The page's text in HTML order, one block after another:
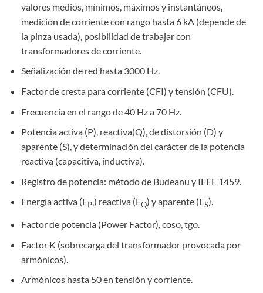
valores medios, mínimos, máximos y instantáneos,
medición de corriente con rango hasta 6 kA (depende de
la pinza usada), posibilidad de trabajar con
transformadores de corriente.
Señalización de red hasta 3000 Hz.
Factor de cresta para corriente (CFI) y tensión (CFU).
Frecuencia en el rango de 40 Hz a 70 Hz.
Potencia activa (P), reactiva(Q), de distorsión (D) y
aparente (S), y determinación del carácter de la potencia
reactiva (capacitiva, inductiva).
Registro de potencia: método de Budeanu y IEEE 1459.
Energía activa (EP,) reactiva (EQ) y aparente (ES).
Factor de potencia (Power Factor), cosφ, tgφ.
Factor K (sobrecarga del transformador provocada por
armónicos).
Armónicos hasta 50 en tensión y corriente.